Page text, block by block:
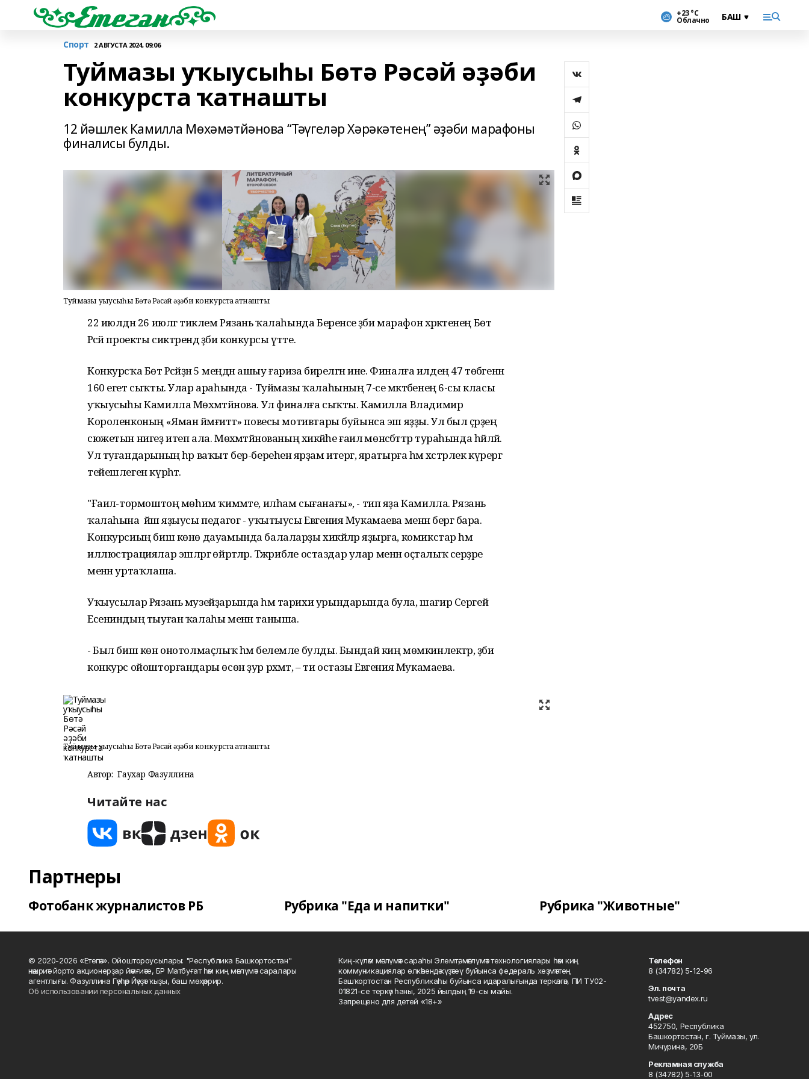
+23 °С
Облачно
Спорт 2 АВГУСТА 2024, 09:06
Туймазы уҡыусыһы Бөтә Рәсәй әҙәби
конкурста ҡатнашты
12 йәшлек Камилла Мөхәмәтйәнова “Тәүгеләр Хәрәкәтенең” әҙәби марафоны
финалисы булды.
Туймазы уҡыусыһы Бөтә Рәсәй әҙәби конкурста ҡатнашты
22 июлдән 26 июлгә тиклем Рязань ҡалаһында Беренсе әҙәби марафон хәрәкәтенең Бөтә
Рәсәй проекты сиктәрендә әҙәби конкурсы үтте.
Конкурсҡа Бөтә Рәсәйҙән 5 меңдән ашыу ғариза бирелгән ине. Финалға илдең 47 төбәгенән
160 егет сыҡты. Улар араһында - Туймазы ҡалаһының 7-се мәктәбенең 6-сы класы
уҡыусыһы Камилла Мөхәмәтйәнова. Ул финалға сыҡты. Камилла Владимир
Короленконың «Яман йәмғиәттә» повесы мотивтары буйынса эш яҙҙы. Ул был әҫәрҙең
сюжетын нигеҙ итеп ала. Мөхәмәтйәнованың хикәйәһе ғаилә мөнәсәбәттәр тураһында һәйләй.
Ул туғандарының һәр ваҡыт бер-береһенә ярҙам итергә, яратырға һәм хәстәрлек күрергә
тейешлеген күрһәтә.
"Ғаилә-тормоштоң мөһим ҡиммәте, илһам сығанағы», - тип яҙа Камилла. Рязань
ҡалаһына йәш яҙыусы педагог - уҡытыусы Евгения Мукамаева менән бергә бара.
Конкурсиың биш көнө дауамында балаларҙы хикәйәләр яҙырға, комикстар һәм
иллюстрациялар эшләргә өйрәтәләр. Тәжрибәле остаздар улар менән оҫталыҡ серҙәре
менән уртаҡлаша.
Уҡыусылар Рязань музейҙарында һәм тарихи урындарында була, шағир Сергей
Есениндың тыуған ҡалаһы менән таныша.
- Был биш көн онотолмаҫлыҡ һәм белемле булды. Бындай киң мөмкинлектәр, әҙәби
конкурс ойошторғандары өсөн ҙур рәхмәт, – ти остазы Евгения Мукамаева.
Туймазы уҡыусыһы Бөтә Рәсәй әҙәби конкурста ҡатнашты
Автор: Гаухар Фазуллина
Читайте нас
Партнеры
Фотобанк журналистов РБ Рубрика "Еда и напитки" Рубрика "Животные"
© 2020-2026 «Етегән». Ойоштороусылары: "Республика Башкортостан"
нәшриәт йорто акционерҙар йәмғиәте, БР Матбуғат һәм киң мәғлүмәт саралары
агентлығы. Фазуллина Гәүһәр Йәүҙәт ҡыҙы, баш мөхәррир.
Об использовании персональных данных
Киң-күләм мәғлүмәт сараһы Элемтә, мәғлүмәт технологиялары һәм киң
коммуникациялар өлкәһендә күҙәтеү буйынса федераль хеҙмәттең
Башҡортостан Республикаһы буйынса идаралығында теркәлгән, ПИ ТУ02-
01821-се теркәү һаны, 2025 йылдың 19-сы майы.
Запрещено для детей «18+»
Телефон
8 (34782) 5-12-96
Эл. почта
tvest@yandex.ru
Адрес
452750, Республика
Башкортостан, г. Туймазы, ул.
Мичурина, 20Б
Рекламная служба
8 (34782) 5-13-00